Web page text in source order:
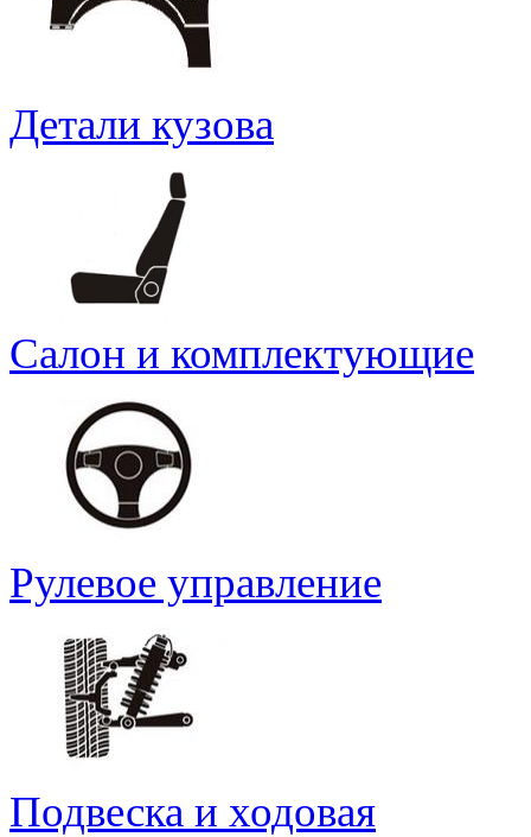
Детали кузова
Салон и комплектующие
Рулевое управление
Подвеска и ходовая